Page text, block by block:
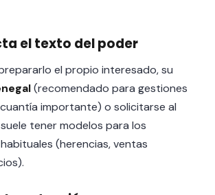
el texto del poder
el propio interesado, su
(recomendado para gestiones
importante) o solicitarse al
tener modelos para los
(herencias, ventas